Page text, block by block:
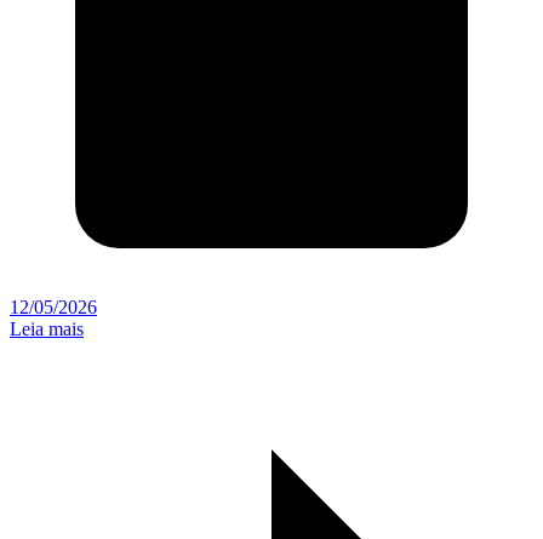
12/05/2026
Leia mais